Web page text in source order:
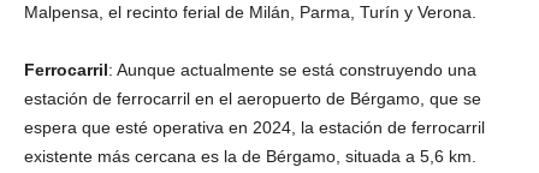
Malpensa, el recinto ferial de Milán, Parma, Turín y Verona.
Ferrocarril: Aunque actualmente se está construyendo una
estación de ferrocarril en el aeropuerto de Bérgamo, que se
espera que esté operativa en 2024, la estación de ferrocarril
existente más cercana es la de Bérgamo, situada a 5,6 km.